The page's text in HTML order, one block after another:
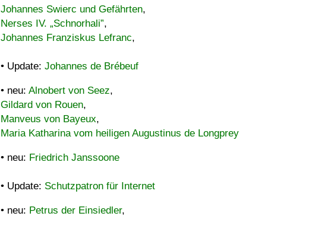
Johannes Swierc und Gefährten,
Nerses IV. „Schnorhali”,
Johannes Franziskus Lefranc,
• Update: Johannes de Brébeuf
• neu: Alnobert von Seez,
Gildard von Rouen,
Manveus von Bayeux,
Maria Katharina vom heiligen Augustinus de Longprey
• neu: Friedrich Janssoone
• Update: Schutzpatron für Internet
• neu: Petrus der Einsiedler,